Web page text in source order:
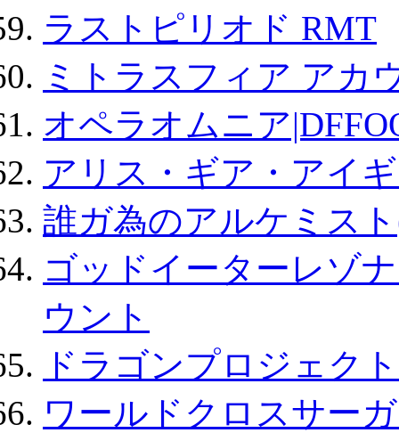
ラストピリオド RMT
ミトラスフィア アカ
オペラオムニア
アリス・ギア・アイ
誰ガ為のアルケミス
ゴッドイーターレゾ
ウント
ドラゴンプロジェク
ワールドクロスサー